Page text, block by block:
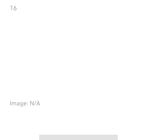
16
Image: N/A